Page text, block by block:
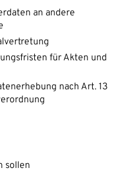
an andere
für Akten und
nach Art. 13
sollen